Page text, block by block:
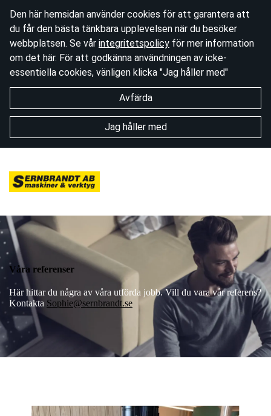
Den här hemsidan använder cookies för att garantera att
du får den bästa tänkbara upplevelsen när du besöker
webbplatsen. Se vår integritetspolicy för mer information
om det här. För att godkänna användningen av icke-
essentiella cookies, vänligen klicka "Jag håller med"
Avfärda
Jag håller med
Våra referenser
Här hittar du några av våra utförda jobb. Vill du vara vår referens?
Kontakta Sophie@sernbrandt.se